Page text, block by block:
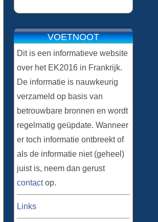
VOETNOOT
Dit is een informatieve website
over het EK2016 in Frankrijk.
De informatie is nauwkeurig
verzameld op basis van
betrouwbare bronnen en wordt
regelmatig geüpdate. Wanneer
er toch informatie ontbreekt of
als de informatie niet (geheel)
juist is, neem dan gerust
contactop.
Links